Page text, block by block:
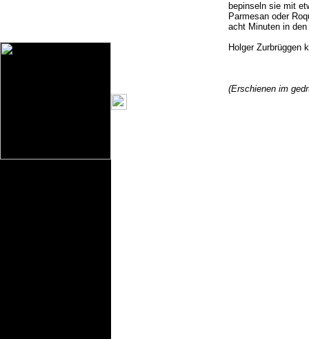
bepinseln sie mit
Parmesan oder
acht Minuten in
Holger Zurbrüggen
(Erschienen im